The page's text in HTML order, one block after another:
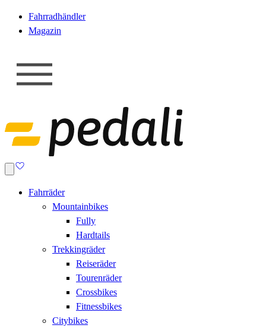
Fahrradhändler
Magazin
Fahrräder
Mountainbikes
Fully
Hardtails
Trekkingräder
Reiseräder
Tourenräder
Crossbikes
Fitnessbikes
Citybikes